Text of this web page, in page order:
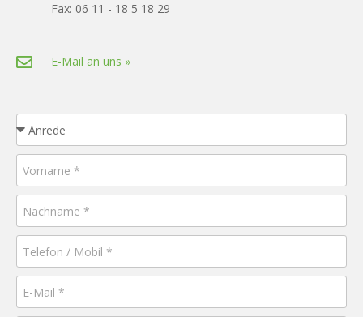
Fax: 06 11 - 18 5 18 29
E-Mail an uns »